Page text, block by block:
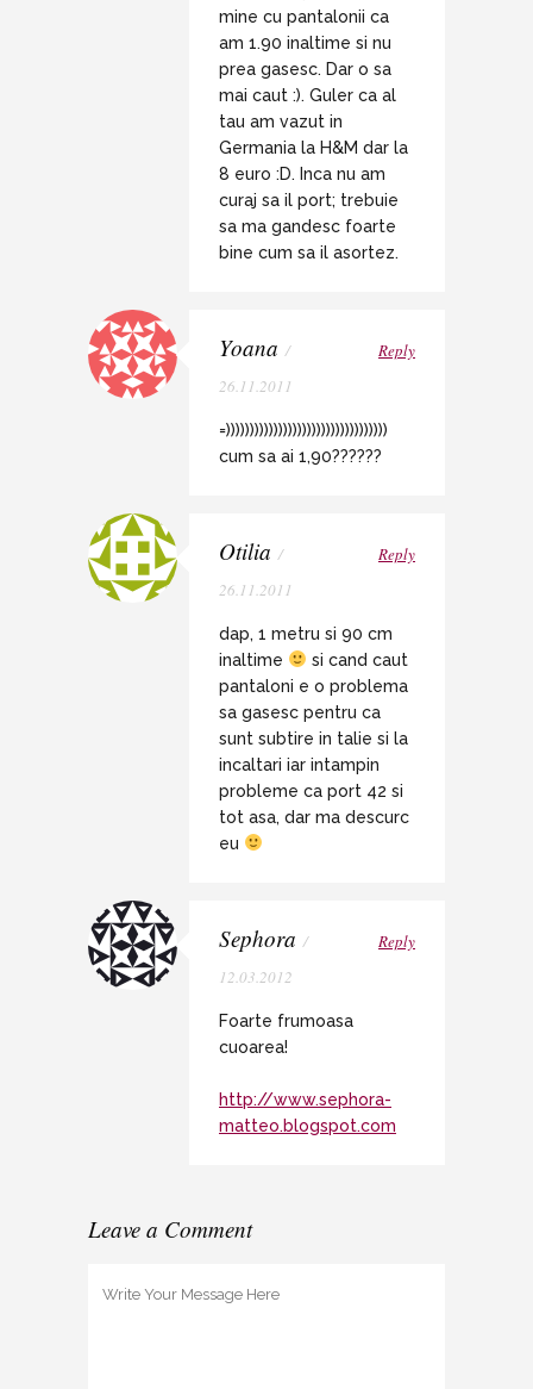
mine cu pantalonii ca
am 1.90 inaltime si nu
prea gasesc. Dar o sa
mai caut :). Guler ca al
tau am vazut in
Germania la H&M dar la
8 euro :D. Inca nu am
curaj sa il port; trebuie
sa ma gandesc foarte
bine cum sa il asortez.
Yoana /
26.11.2011
Reply
=))))))))))))))))))))))))))))))))))
cum sa ai 1,90??????
Otilia /
26.11.2011
Reply
dap, 1 metru si 90 cm
inaltime
si cand caut
pantaloni e o problema
sa gasesc pentru ca
sunt subtire in talie si la
incaltari iar intampin
probleme ca port 42 si
tot asa, dar ma descurc
eu
Sephora /
12.03.2012
Reply
Foarte frumoasa
cuoarea!
http://www.sephora-
matteo.blogspot.com
Leave a Comment